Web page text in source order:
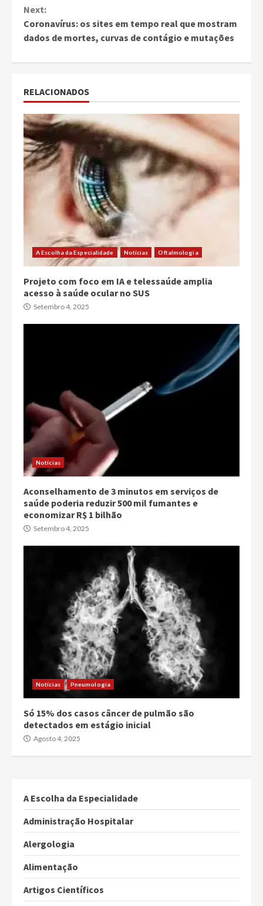
Next:
Coronavírus: os sites em tempo real que mostram
dados de mortes, curvas de contágio e mutações
RELACIONADOS
A Escolha da Especialidade Notícias Oftalmologia
Projeto com foco em IA e telessaúde amplia
acesso à saúde ocular no SUS
Setembro 4, 2025
Notícias
Aconselhamento de 3 minutos em serviços de
saúde poderia reduzir 500 mil fumantes e
economizar R$ 1 bilhão
Setembro 4, 2025
Notícias Pneumologia
Só 15% dos casos câncer de pulmão são
detectados em estágio inicial
Agosto 4, 2025
A Escolha da Especialidade
Administração Hospitalar
Alergologia
Alimentação
Artigos Científicos